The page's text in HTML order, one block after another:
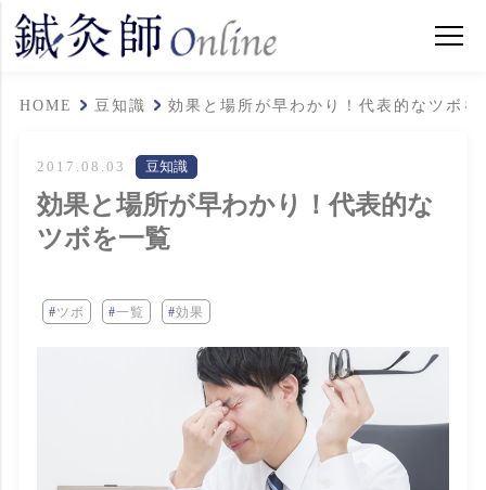
HOME 豆知識 効果と場所が早わかり！代表的なツボを
2017.08.03 豆知識
効果と場所が早わかり！代表的な
ツボを一覧
ツボ 一覧 効果